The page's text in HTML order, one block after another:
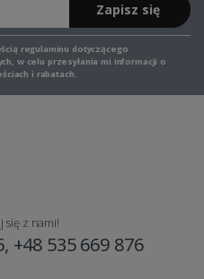
Zapisz się
regulaminu dotyczącego
w celu przesyłania mi informacji o
i rabatach.
się z nami!
+48 535 669 876